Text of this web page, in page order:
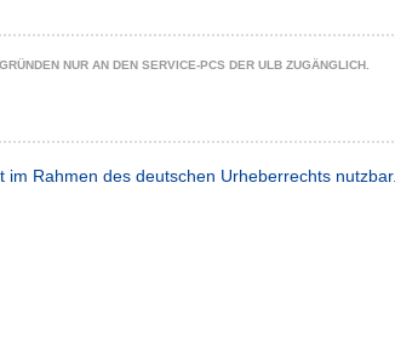
NUR AN DEN SERVICE-PCS DER ULB ZUGÄNGLICH.
im Rahmen des deutschen Urheberrechts nutzbar.